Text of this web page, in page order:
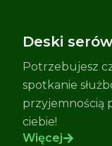
Deski serów
Potrzebujesz
spotkanie
przyjemnością
ciebie!
Więcej